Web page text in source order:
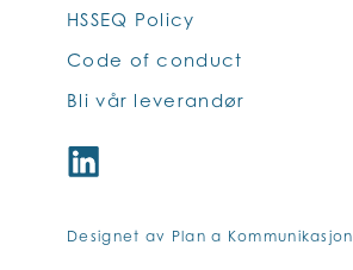
HSSEQ Policy
Code of conduct
Bli vår leverandør
Designet av Plan a Kommunikasjon